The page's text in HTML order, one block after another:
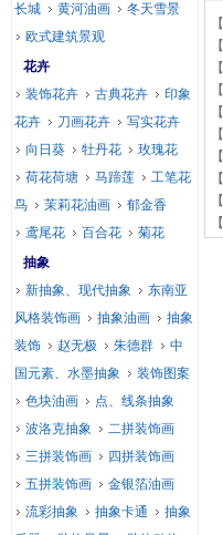
【
【
【
【
【
【
【
【
【
【
长城
黄河油画
冬天雪景
欧式建筑景观
花卉
装饰花卉
古典花卉
印象
花卉
刀画花卉
写实花卉
向日葵
牡丹花
玫瑰花
荷花荷塘
马蹄莲
工笔花
鸟
茉莉花油画
郁金香
鸢尾花
百合花
菊花
抽象
新抽象、现代抽象
东南亚
风格装饰画
抽象油画
抽象
装饰
赵无极 朱德群
中
国元素、水墨抽象
装饰图案
色块油画
点、线条抽象
波洛克抽象
二拼装饰画
三拼装饰画
四拼装饰画
五拼装饰画
金银箔油画
流彩抽象
抽象卡通
抽象